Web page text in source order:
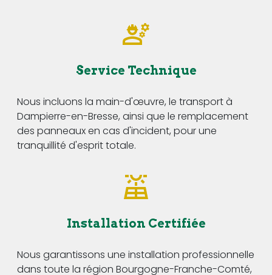
Service Technique
Nous incluons la main-d'œuvre, le transport à
Dampierre-en-Bresse, ainsi que le remplacement
des panneaux en cas d'incident, pour une
tranquillité d'esprit totale.
Installation Certifiée
Nous garantissons une installation professionnelle
dans toute la région Bourgogne-Franche-Comté,